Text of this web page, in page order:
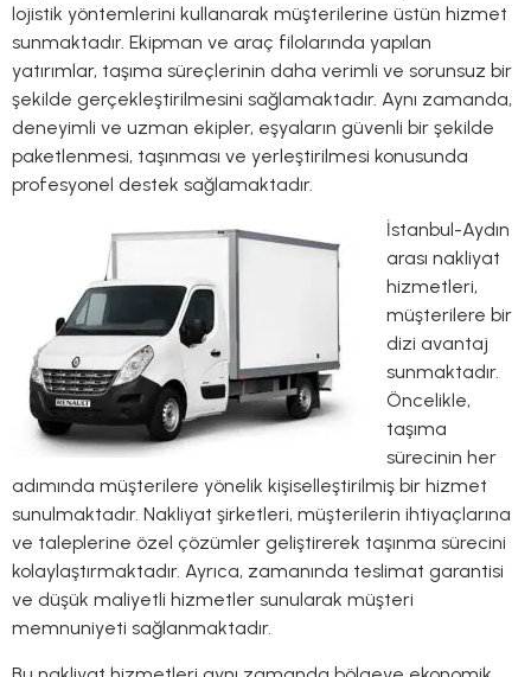
lojistik yöntemlerini kullanarak müşterilerine üstün hizmet
sunmaktadır. Ekipman ve araç filolarında yapılan
yatırımlar, taşıma süreçlerinin daha verimli ve sorunsuz bir
şekilde gerçekleştirilmesini sağlamaktadır. Aynı zamanda,
deneyimli ve uzman ekipler, eşyaların güvenli bir şekilde
paketlenmesi, taşınması ve yerleştirilmesi konusunda
profesyonel destek sağlamaktadır.
İstanbul-Aydın
arası nakliyat
hizmetleri,
müşterilere bir
dizi avantaj
sunmaktadır.
Öncelikle,
taşıma
sürecinin her
adımında müşterilere yönelik kişiselleştirilmiş bir hizmet
sunulmaktadır. Nakliyat şirketleri, müşterilerin ihtiyaçlarına
ve taleplerine özel çözümler geliştirerek taşınma sürecini
kolaylaştırmaktadır. Ayrıca, zamanında teslimat garantisi
ve düşük maliyetli hizmetler sunularak müşteri
memnuniyeti sağlanmaktadır.